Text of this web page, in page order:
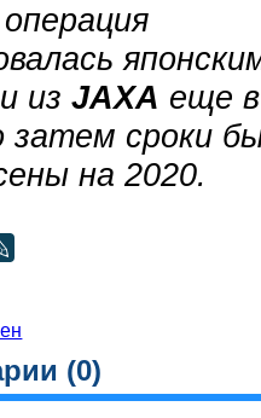
из JAXA еще
затем сроки
на 2020.
(0)